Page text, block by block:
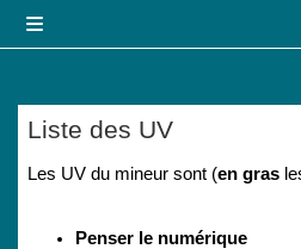
Liste des UV
Conditions d’achèvement
Les UV du mineur sont (en gras
Penser le numérique